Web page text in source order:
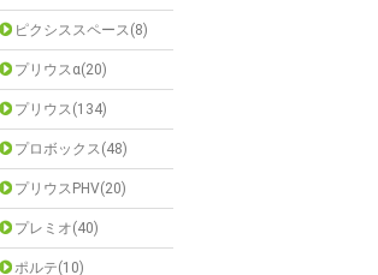
ピクシススペース(8)
プリウスα(20)
プリウス(134)
プロボックス(48)
プリウスPHV(20)
プレミオ(40)
ポルテ(10)